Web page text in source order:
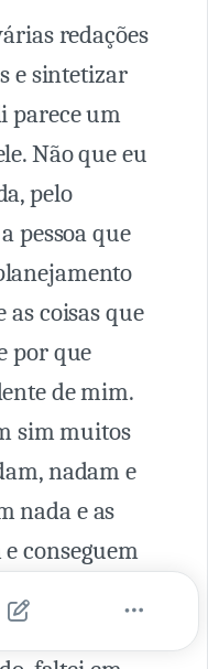
redações
e sintetizar
parece um
Não que eu
pelo
pessoa que
as coisas que
por que
de mim.
sim muitos
nadam e
nada e as
conseguem
publicou um
que ele diz